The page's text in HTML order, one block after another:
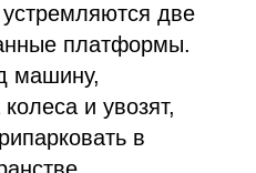
устремляются две
платформы.
машину,
и увозят,
в